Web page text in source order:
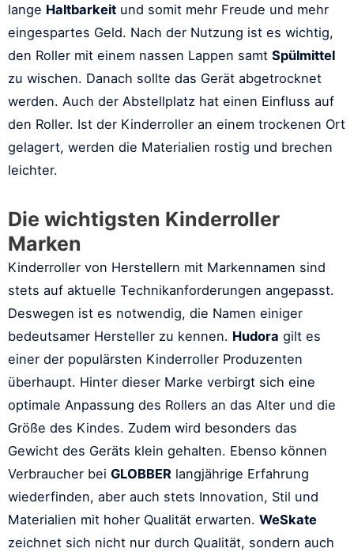
lange Haltbarkeit und somit mehr Freude und mehr
eingespartes Geld. Nach der Nutzung ist es wichtig,
den Roller mit einem nassen Lappen samt Spülmittel
zu wischen. Danach sollte das Gerät abgetrocknet
werden. Auch der Abstellplatz hat einen Einfluss auf
den Roller. Ist der Kinderroller an einem trockenen Ort
gelagert, werden die Materialien rostig und brechen
leichter.
Die wichtigsten Kinderroller
Marken
Kinderroller von Herstellern mit Markennamen sind
stets auf aktuelle Technikanforderungen angepasst.
Deswegen ist es notwendig, die Namen einiger
bedeutsamer Hersteller zu kennen. Hudora gilt es
einer der populärsten Kinderroller Produzenten
überhaupt. Hinter dieser Marke verbirgt sich eine
optimale Anpassung des Rollers an das Alter und die
Größe des Kindes. Zudem wird besonders das
Gewicht des Geräts klein gehalten. Ebenso können
Verbraucher bei GLOBBER langjährige Erfahrung
wiederfinden, aber auch stets Innovation, Stil und
Materialien mit hoher Qualität erwarten. WeSkate
zeichnet sich nicht nur durch Qualität, sondern auch